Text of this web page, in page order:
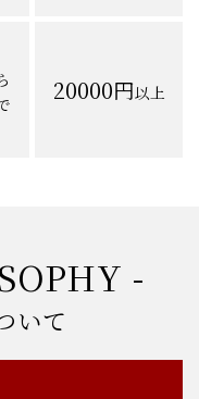
20000円以上
-
いて